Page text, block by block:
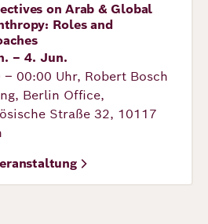
on Arab & Global
Roles and
– 4. Jun.
– 00:00 Uhr, Robert Bosch
Berlin Office,
Straße 32, 10117